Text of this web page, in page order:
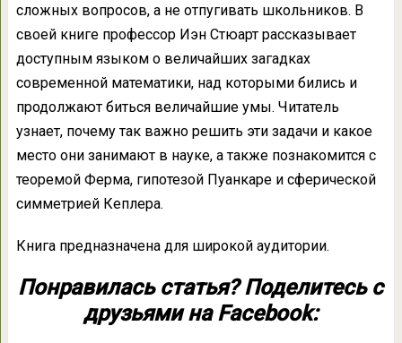
сложных вопросов, а не отпугивать школьников. В
своей книге профессор Иэн Стюарт рассказывает
доступным языком о величайших загадках
современной математики, над которыми бились и
продолжают биться величайшие умы. Читатель
узнает, почему так важно решить эти задачи и какое
место они занимают в науке, а также познакомится с
теоремой Ферма, гипотезой Пуанкаре и сферической
симметрией Кеплера.
Книга предназначена для широкой аудитории.
Понравилась статья? Поделитесь с
друзьями на Facebook: